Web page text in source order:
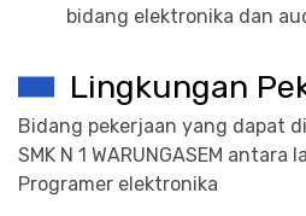
bidang elektronika dan
Lingkungan
Bidang pekerjaan yang dapat
SMK N 1 WARUNGASEM antara
Programer elektronika